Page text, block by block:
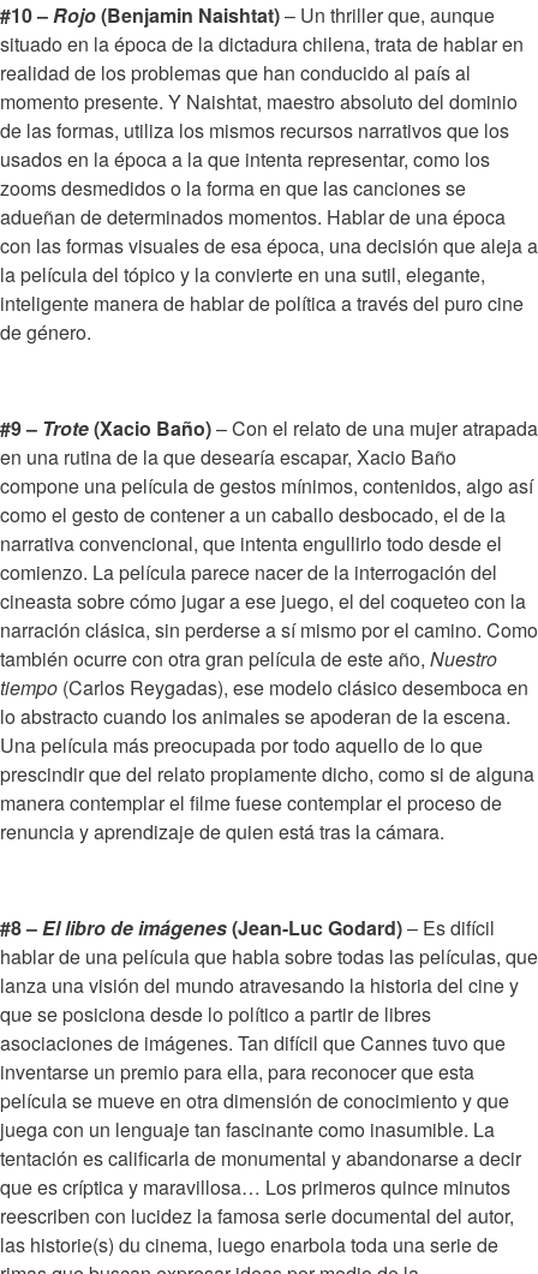
#10 –Rojo(Benjamin Naishtat)– Un thriller que, aunque
situado en la época de la dictadura chilena, trata de hablar en
realidad de los problemas que han conducido al país al
momento presente. Y Naishtat, maestro absoluto del dominio
de las formas, utiliza los mismos recursos narrativos que los
usados en la época a la que intenta representar, como los
zooms desmedidos o la forma en que las canciones se
adueñan de determinados momentos. Hablar de una época
con las formas visuales de esa época, una decisión que aleja a
la película del tópico y la convierte en una sutil, elegante,
inteligente manera de hablar de política a través del puro cine
de género.
#9 – Trote(Xacio Baño)– Con el relato de una mujer atrapada
en una rutina de la que desearía escapar, Xacio Baño
compone una película de gestos mínimos, contenidos, algo así
como el gesto de contener a un caballo desbocado, el de la
narrativa convencional, que intenta engullirlo todo desde el
comienzo. La película parece nacer de la interrogación del
cineasta sobre cómo jugar a ese juego, el del coqueteo con la
narración clásica, sin perderse a sí mismo por el camino. Como
también ocurre con otra gran película de este año, Nuestro
tiempo (Carlos Reygadas), ese modelo clásico desemboca en
lo abstracto cuando los animales se apoderan de la escena.
Una película más preocupada por todo aquello de lo que
prescindir que del relato propiamente dicho, como si de alguna
manera contemplar el filme fuese contemplar el proceso de
renuncia y aprendizaje de quien está tras la cámara.
#8 –El libro de imágenes(Jean-Luc Godard)– Es difícil
hablar de una película que habla sobre todas las películas, que
lanza una visión del mundo atravesando la historia del cine y
que se posiciona desde lo político a partir de libres
asociaciones de imágenes. Tan difícil que Cannes tuvo que
inventarse un premio para ella, para reconocer que esta
película se mueve en otra dimensión de conocimiento y que
juega con un lenguaje tan fascinante como inasumible. La
tentación es calificarla de monumental y abandonarse a decir
que es críptica y maravillosa… Los primeros quince minutos
reescriben con lucidez la famosa serie documental del autor,
las historie(s) du cinema, luego enarbola toda una serie de